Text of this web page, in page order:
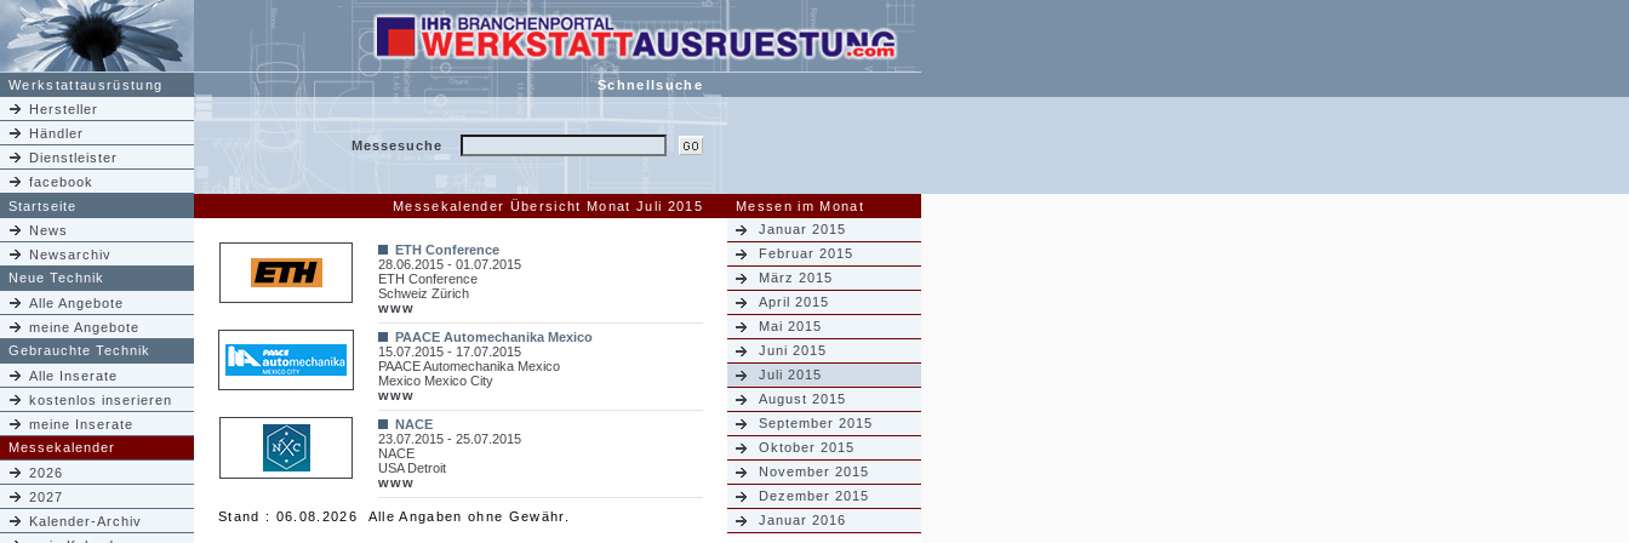
Werkstattausrüstung
Schnellsuche
Hersteller
Händler
Dienstleister
facebook
Messesuche
Startseite Messekalender Übersicht Monat Juli 2015
Messen im Monat
News
Newsarchiv
Neue Technik
Alle Angebote
meine Angebote
Gebrauchte Technik
Alle Inserate
kostenlos inserieren
meine Inserate
Messekalender
2026
2027
Kalender-Archiv
ETH Conference
28.06.2015 - 01.07.2015
ETH Conference
Schweiz Zürich
www
PAACE Automechanika Mexico
15.07.2015 - 17.07.2015
PAACE Automechanika Mexico
Mexico Mexico City
www
NACE
23.07.2015 - 25.07.2015
NACE
USA Detroit
www
Stand : 06.08.2026 Alle Angaben ohne Gewähr.
Januar 2015
Februar 2015
März 2015
April 2015
Mai 2015
Juni 2015
Juli 2015
August 2015
September 2015
Oktober 2015
November 2015
Dezember 2015
Januar 2016